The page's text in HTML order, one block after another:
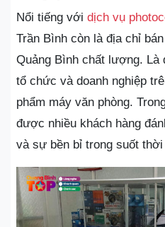
Nổi tiếng với dịch vụ
Trần Bình còn là địa chỉ
Quảng Bình chất lượng. Là
tổ chức và doanh nghiệp
phẩm máy văn phòng.
được nhiều khách hàng
và sự bền bỉ trong suốt thời